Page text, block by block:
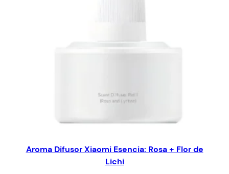
Aroma Difusor Xiaomi Esencia: Rosa + Flor de
Lichi